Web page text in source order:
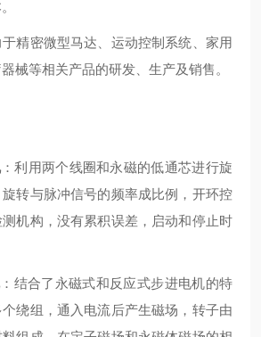
精密微型马达、运动控制系统、家用
械等相关产品的研发、生产及销售。
：利用两个线圈和永磁的低通芯进行旋
转与脉冲信号的频率成比例，开环控
机构，没有累积误差，启动和停止时
：结合了永磁式和反应式步进电机的特
绕组，通入电流后产生磁场，转子由